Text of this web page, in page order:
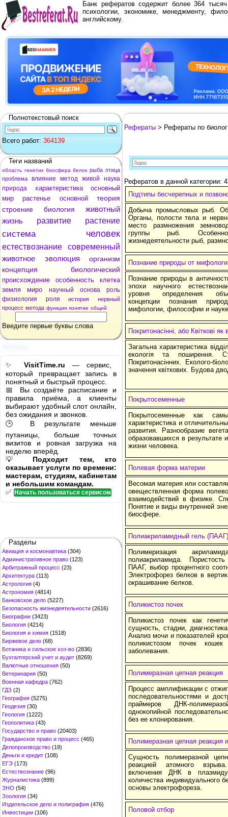
Банк рефератов содержит более 364
психологии, экономике, менеджменту,
английскому.
Полнотекстовый поиск
Всего работ: 364139
Теги названий
область генетик биосфера белок рыба птица
проблема
влияние метод живой
наука
природа
характеристика
основный
мир
растенье основной
теория
строение
биология
животный
жизнь
развитие растение
система человек
естествознание
современный
животное
эволюция
организм
концепция
биологический
происхождение особенность
клетка
земля
миро научный основа
роль
физиология
роля история
нервный
процесс метода функция понятие общий
Введите первые буквы слова
✨ VisitTime.ru — сервис,
который превращает запись в
понятный и быстрый процесс.
📅 Вы создаёте расписание и
правила приёма, а клиенты
выбирают удобный слот онлайн,
без ожидания и звонков.
🕒 В результате меньше
путаницы, больше точных
визитов и ровная загрузка на
неделю вперёд.
💡 Подходит тем, кто
оказывает услуги по времени:
мастерам, студиям, кабинетам
и небольшим командам.
✅ Начать пользоваться сервисом
Разделы
Авиация и космонавтика (304)
Административное право (123)
Арбитражный процесс (23)
Архитектура (113)
Астрология (4)
Астрономия (4814)
Банковское дело (5227)
Безопасность жизнедеятельности (2616)
Биографии (3423)
Биология (4214)
Биология и химия (1518)
Биржевое дело (68)
Ботаника и сельское хоз-во (2836)
Бухгалтерский учет и аудит (8269)
Валютные отношения (50)
Ветеринария (50)
Военная кафедра (762)
ГДЗ (2)
География (5275)
Геодезия (30)
Геология (1222)
Геополитика (43)
Государство и право (20403)
Гражданское право и процесс (465)
Делопроизводство (19)
Деньги и кредит (108)
ЕГЭ (173)
Естествознание (96)
Журналистика (899)
ЗНО (54)
Зоология (34)
Издательское дело и полиграфия (476)
Инвестиции (106)
Рефераты > Рефераты по
Рефератов в данной категории:
Подтипы бесчерепных и
Добыча промысловых рыб.
Органы, полости тела и
место размножения
группы рыб.
жизнедеятельности рыб,
Познание природы от
Познание природы в
эпохи научного
уровня определения
концепции познания
мифологии, философии и
Покритонасінні, або Квіткові
Загальна характеристика
екологія та поширення.
Покритонасінних. Еколого-
значення квіткових. Будова
Покрытосеменные
Покрытосеменные как
характеристика и
развития. Разнообразие
образовавшихся в результате
жизни человека.
Полевая форма материи
Весомая материя или
овеществленная форма
взаимодействий в физике.
Понятие и виды внутренней
биосфере.
Полиакриламидный гель (ПААГ)
Полимеризация
полиакриламида.
ПААГ, выбор процентного
Электрофорез белков в
окрашивание белков.
Поликистоз почек
Поликистоз почек как
сущность, стадии,
Анализ мочи и показателей
поликистозом почек
заболевания.
Полимеразная цепная реакция
Процесс амплификации с
последовательностями и
праймеров ДНК-
однокопийной
без ее клонирования.
Полимеразная цепная реакция
Сущность полимеразной
реакцией атомного
включения ДНК в
количества индивидуального
основы электрофореза.
Половой отбор